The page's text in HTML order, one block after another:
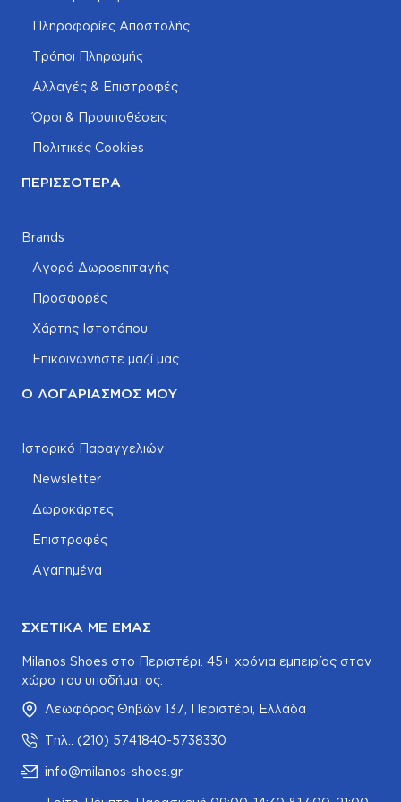
Πληροφορίες Αποστολής
Τρόποι Πληρωμής
Αλλαγές & Επιστροφές
Όροι & Προυποθέσεις
Πολιτικές Cookies
ΠΕΡΙΣΣΌΤΕΡΑ
Brands
Αγορά Δωροεπιταγής
Προσφορές
Χάρτης Ιστοτόπου
Επικοινωνήστε μαζί μας
Ο ΛΟΓΑΡΙΑΣΜΌΣ ΜΟΥ
Ιστορικό Παραγγελιών
Newsletter
Δωροκάρτες
Επιστροφές
Αγαπημένα
ΣΧΕΤΙΚΆ ΜΕ ΕΜΆΣ
Milanos Shoes στο Περιστέρι. 45+ χρόνια εμπειρίας στον
χώρο του υποδήματος.
Λεωφόρος Θηβών 137, Περιστέρι, Ελλάδα
Τηλ.: (210) 5741840-5738330
info@milanos-shoes.gr